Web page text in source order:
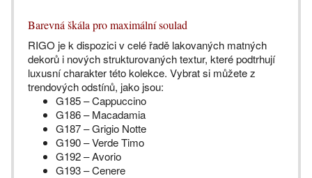
Barevná škála pro maximální soulad
RIGO je k dispozici v celé řadě lakovaných matných
dekorů i nových strukturovaných textur, které podtrhují
luxusní charakter této kolekce. Vybrat si můžete z
trendových odstínů, jako jsou:
G185 – Cappuccino
G186 – Macadamia
G187 – Grigio Notte
G190 – Verde Timo
G192 – Avorio
G193 – Cenere